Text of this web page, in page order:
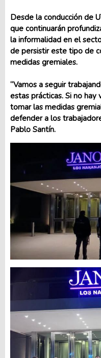
Desde la conducción de
que continuarán
la informalidad en el
de persistir este tipo de
medidas gremiales.
“Vamos a seguir
estas prácticas. Si no
tomar las medidas
defender a los
Pablo Santín.